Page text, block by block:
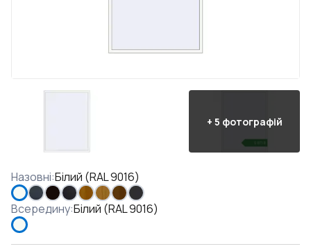
+ 5 фотографій
Назовні:Білий (RAL 9016)
Всередину:Білий (RAL 9016)